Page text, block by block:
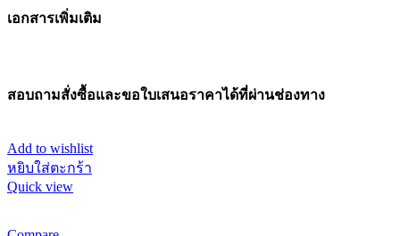
เอกสารเพิ่มเติม
สอบถามสั่งซื้อและขอใบเสนอราคาได้ที่ผ่านช่องทาง
Add to wishlist
หยิบใส่ตะกร้า
Quick view